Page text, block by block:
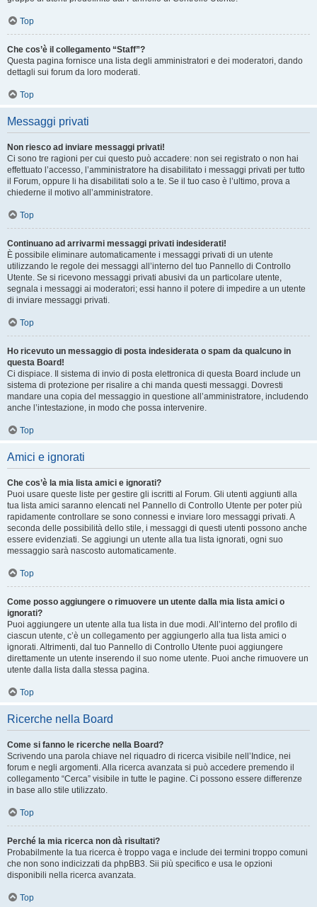
Top
Che cos’è il collegamento “Staff”?
Questa pagina fornisce una lista degli amministratori e dei moderatori, dando
dettagli sui forum da loro moderati.
Top
Messaggi privati
Non riesco ad inviare messaggi privati!
Ci sono tre ragioni per cui questo può accadere: non sei registrato o non hai
effettuato l’accesso, l’amministratore ha disabilitato i messaggi privati per tutto
il Forum, oppure li ha disabilitati solo a te. Se il tuo caso è l’ultimo, prova a
chiederne il motivo all’amministratore.
Top
Continuano ad arrivarmi messaggi privati indesiderati!
È possibile eliminare automaticamente i messaggi privati ​​di un utente
utilizzando le regole dei messaggi all’interno del tuo Pannello di Controllo
Utente. Se si ricevono messaggi privati ​​abusivi da un particolare utente,
segnala i messaggi ai moderatori; essi hanno il potere di impedire a un utente
di inviare messaggi privati​​.
Top
Ho ricevuto un messaggio di posta indesiderata o spam da qualcuno in
questa Board!
Ci dispiace. Il sistema di invio di posta elettronica di questa Board include un
sistema di protezione per risalire a chi manda questi messaggi. Dovresti
mandare una copia del messaggio in questione all’amministratore, includendo
anche l’intestazione, in modo che possa intervenire.
Top
Amici e ignorati
Che cos’è la mia lista amici e ignorati?
Puoi usare queste liste per gestire gli iscritti al Forum. Gli utenti aggiunti alla
tua lista amici saranno elencati nel Pannello di Controllo Utente per poter più
rapidamente controllare se sono connessi e inviare loro messaggi privati. A
seconda delle possibilità dello stile, i messaggi di questi utenti possono anche
essere evidenziati. Se aggiungi un utente alla tua lista ignorati, ogni suo
messaggio sarà nascosto automaticamente.
Top
Come posso aggiungere o rimuovere un utente dalla mia lista amici o
ignorati?
Puoi aggiungere un utente alla tua lista in due modi. All’interno del profilo di
ciascun utente, c’è un collegamento per aggiungerlo alla tua lista amici o
ignorati. Altrimenti, dal tuo Pannello di Controllo Utente puoi aggiungere
direttamente un utente inserendo il suo nome utente. Puoi anche rimuovere un
utente dalla lista dalla stessa pagina.
Top
Ricerche nella Board
Come si fanno le ricerche nella Board?
Scrivendo una parola chiave nel riquadro di ricerca visibile nell’Indice, nei
forum e negli argomenti. Alla ricerca avanzata si può accedere premendo il
collegamento “Cerca” visibile in tutte le pagine. Ci possono essere differenze
in base allo stile utilizzato.
Top
Perché la mia ricerca non dà risultati?
Probabilmente la tua ricerca è troppo vaga e include dei termini troppo comuni
che non sono indicizzati da phpBB3. Sii più specifico e usa le opzioni
disponibili nella ricerca avanzata.
Top